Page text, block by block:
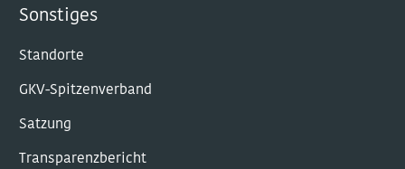
Sonstiges
Standorte
GKV-Spitzenverband
Satzung
Transparenzbericht